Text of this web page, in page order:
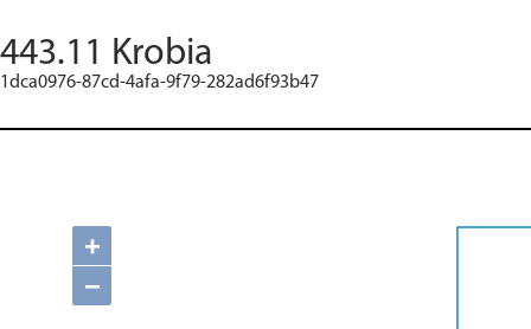
443.11 Krobia
1dca0976-87cd-4afa-9f79-282ad6f93b47
+
−